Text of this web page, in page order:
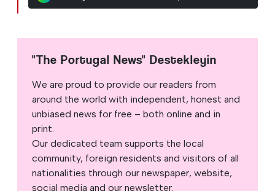
"The Portugal News" Destekleyin
We are proud to provide our readers from
around the world with independent, honest and
unbiased news for free – both online and in
print.
Our dedicated team supports the local
community, foreign residents and visitors of all
nationalities through our newspaper, website,
social media and our newsletter.